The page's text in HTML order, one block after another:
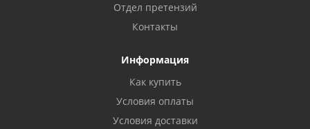
Отдел претензий
Контакты
Информация
Как купить
Условия оплаты
Условия доставки